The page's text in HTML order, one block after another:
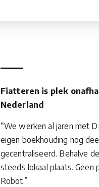
Fiatteren is plek
Nederland
“We werken al jaren met
eigen boekhouding nog
gecentraliseerd. Behalve
steeds lokaal plaats. Geen
Robot.”